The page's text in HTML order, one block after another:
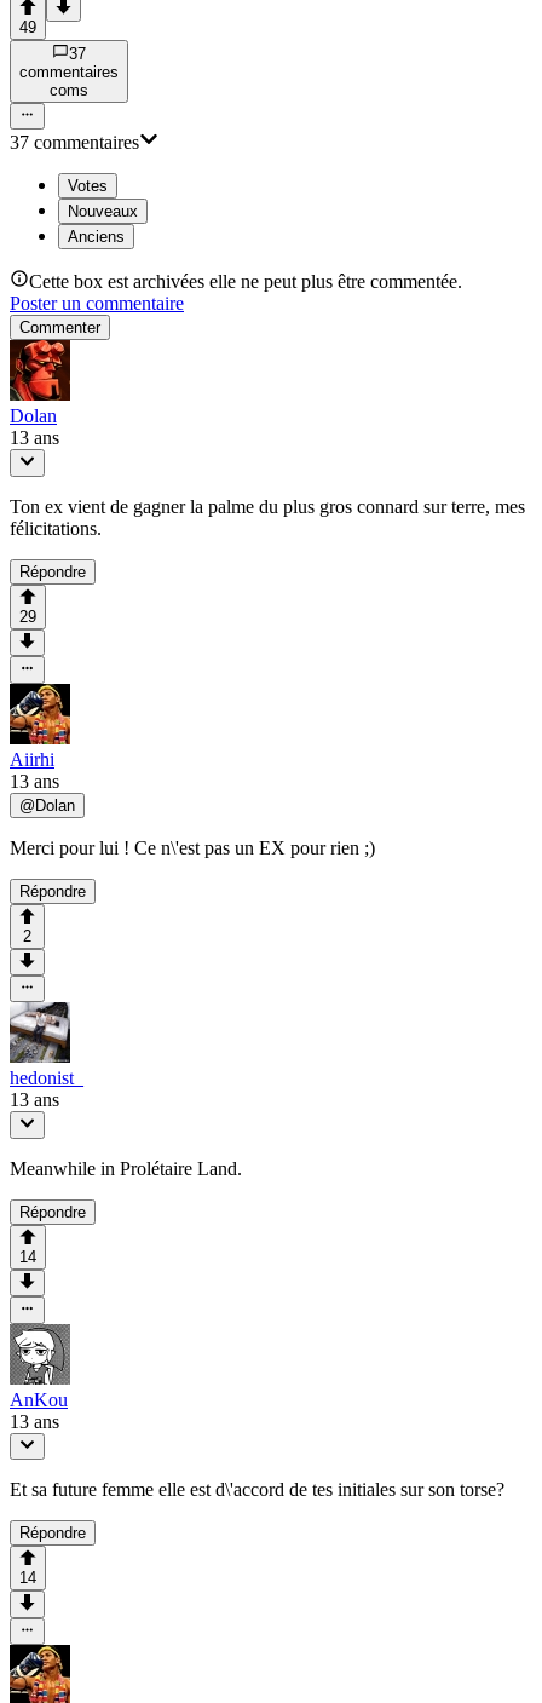
49
37
commentaires
coms
37 commentaires
Votes
Nouveaux
Anciens
Cette box est archivées elle ne peut plus être commentée.
Poster un commentaire
Commenter
Dolan
13 ans
Ton ex vient de gagner la palme du plus gros connard sur terre, mes
félicitations.
Répondre
29
Aiirhi
13 ans
@Dolan
Merci pour lui ! Ce n\'est pas un EX pour rien ;)
Répondre
2
hedonist_
13 ans
Meanwhile in Prolétaire Land.
Répondre
14
AnKou
13 ans
Et sa future femme elle est d\'accord de tes initiales sur son torse?
Répondre
14